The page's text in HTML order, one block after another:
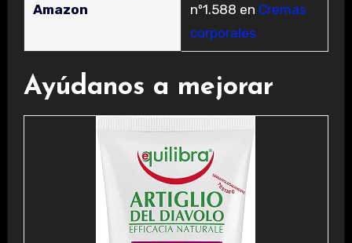
Amazon
nº1.588 en Cremas
corporales
Ayúdanos a mejorar